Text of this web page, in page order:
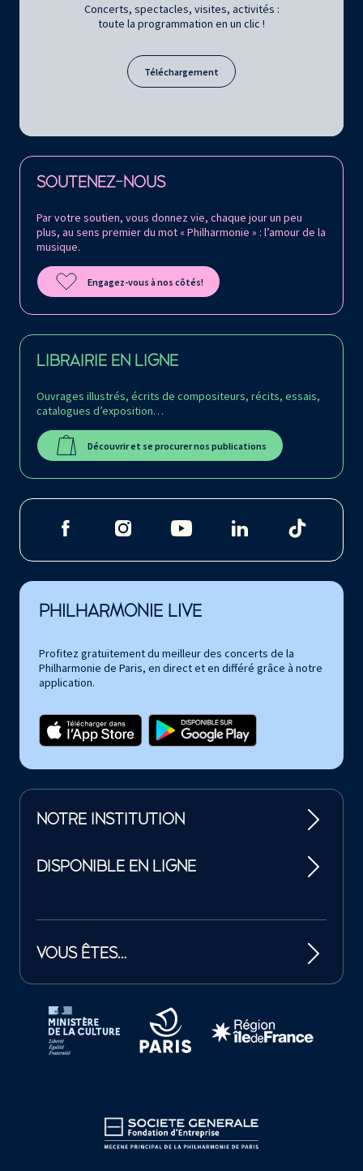
Concerts, spectacles, visites, activités :
toute la programmation en un clic !
Téléchargement
SOUTENEZ-NOUS
Par votre soutien, vous donnez vie, chaque jour un peu
plus, au sens premier du mot « Philharmonie » : l’amour de la
musique.
Engagez-vous à nos côtés!
LIBRAIRIE EN LIGNE
Ouvrages illustrés, écrits de compositeurs, récits, essais,
catalogues d’exposition…
Découvrir et se procurer nos publications
Retrouvez la Philharmonie de Paris sur
PHILHARMONIE LIVE
Profitez gratuitement du meilleur des concerts de la
Philharmonie de Paris, en direct et en différé grâce à notre
application.
NOTRE INSTITUTION
DISPONIBLE EN LIGNE
VOUS ÊTES…
Tutelles et mécènes de la Philharmonie de Paris